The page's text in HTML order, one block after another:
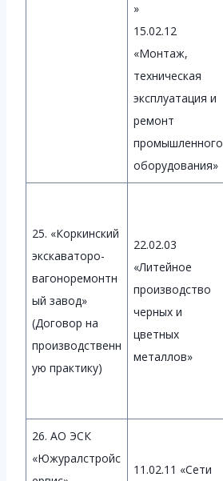
»
15.02.12
«Монтаж,
техническая
эксплуатация и
ремонт
промышленного
оборудования»
25. «Коркинский
экскаваторо-
вагоноремонтн
ый завод»
(Договор на
производственн
ую практику)
22.02.03
«Литейное
производство
черных и
цветных
металлов»
26. АО ЭСК
«Южуралстройс
11.02.11 «Сети